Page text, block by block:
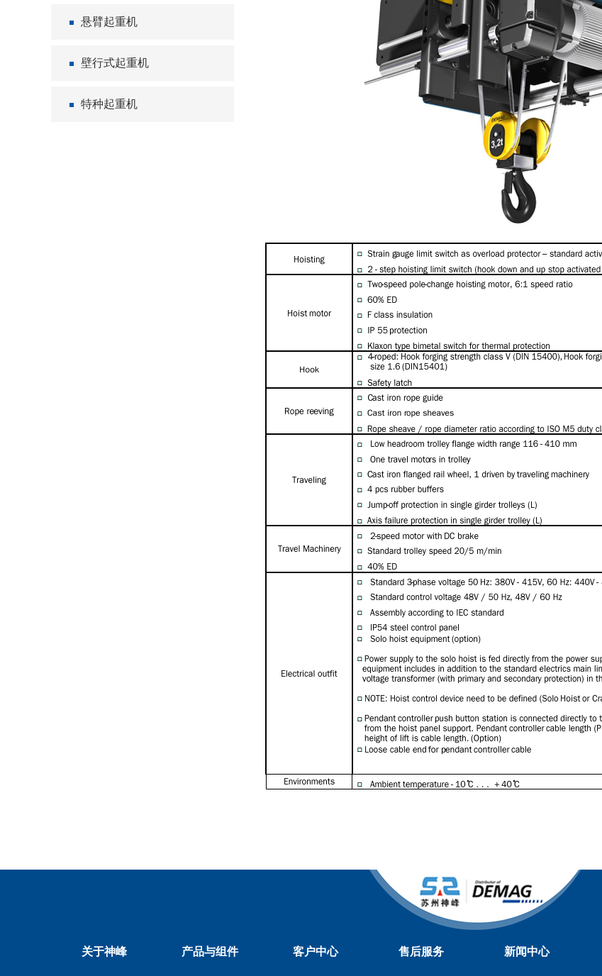
悬臂起重机
壁行式起重机
特种起重机
关于神峰 产品与组件 客户中心 售后服务 新闻中心